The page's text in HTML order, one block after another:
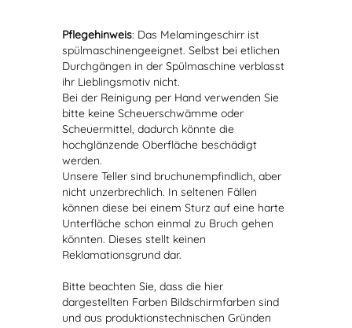
Pflegehinweis: Das Melamingeschirr ist
spülmaschinengeeignet. Selbst bei etlichen
Durchgängen in der Spülmaschine verblasst
ihr Lieblingsmotiv nicht.
Bei der Reinigung per Hand verwenden Sie
bitte keine Scheuerschwämme oder
Scheuermittel, dadurch könnte die
hochglänzende Oberfläche beschädigt
werden.
Unsere Teller sind bruchunempfindlich, aber
nicht unzerbrechlich. In seltenen Fällen
können diese bei einem Sturz auf eine harte
Unterfläche schon einmal zu Bruch gehen
könnten. Dieses stellt keinen
Reklamationsgrund dar.
Bitte beachten Sie, dass die hier
dargestellten Farben Bildschirmfarben sind
und aus produktionstechnischen Gründen